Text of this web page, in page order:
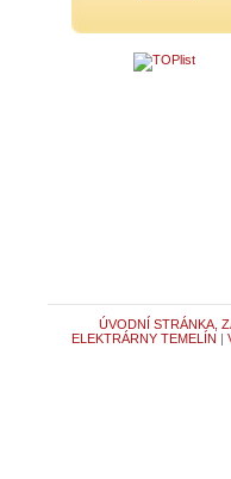
ÚVODNÍ STRÁNKA,
ELEKTRÁRNY TEMELÍN |